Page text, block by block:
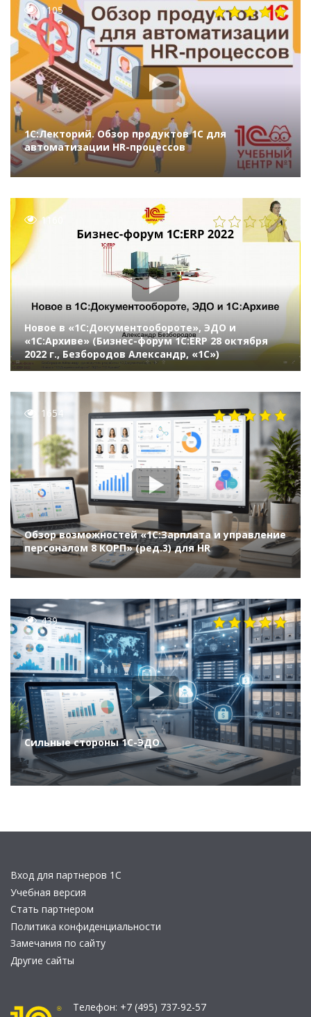
1105
1С:Лекторий. Обзор продуктов 1С для
автоматизации HR-процессов
1160
Новое в «1С:Документообороте», ЭДО и
«1С:Архиве» (Бизнес-форум 1С:ERP 28 октября
2022 г., Безбородов Александр, «1С»)
1654
Обзор возможностей «1С:Зарплата и управление
персоналом 8 КОРП» (ред.3) для HR
439
Сильные стороны 1С-ЭДО
Вход для партнеров 1С
Учебная версия
Стать партнером
Политика конфиденциальности
Замечания по сайту
Другие сайты
Телефон: +7 (495) 737-92-57